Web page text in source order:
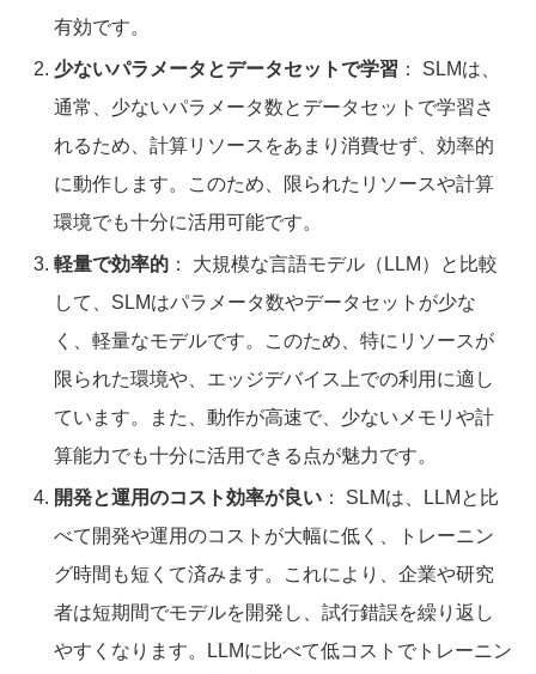
有効です。
少ないパラメータとデータセットで学習 ： SLMは、
通常、少ないパラメータ数とデータセットで学習さ
れるため、計算リソースをあまり消費せず、効率的
に動作します。このため、限られたリソースや計算
環境でも十分に活用可能です。
軽量で効率的 ： 大規模な言語モデル（LLM）と比較
して、SLMはパラメータ数やデータセットが少な
く、軽量なモデルです。このため、特にリソースが
限られた環境や、エッジデバイス上での利用に適し
ています。また、動作が高速で、少ないメモリや計
算能力でも十分に活用できる点が魅力です。
開発と運用のコスト効率が良い ： SLMは、LLMと比
べて開発や運用のコストが大幅に低く、トレーニン
グ時間も短くて済みます。これにより、企業や研究
者は短期間でモデルを開発し、試行錯誤を繰り返し
やすくなります。LLMに比べて低コストでトレーニン